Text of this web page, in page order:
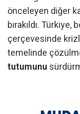
önceleyen diğer
bırakıldı.
çerçevesinde
temelinde
tutumunu